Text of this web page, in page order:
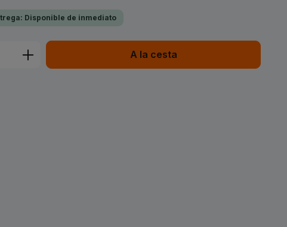
Disponible de inmediato
introduce la cantidad deseada
A la cesta